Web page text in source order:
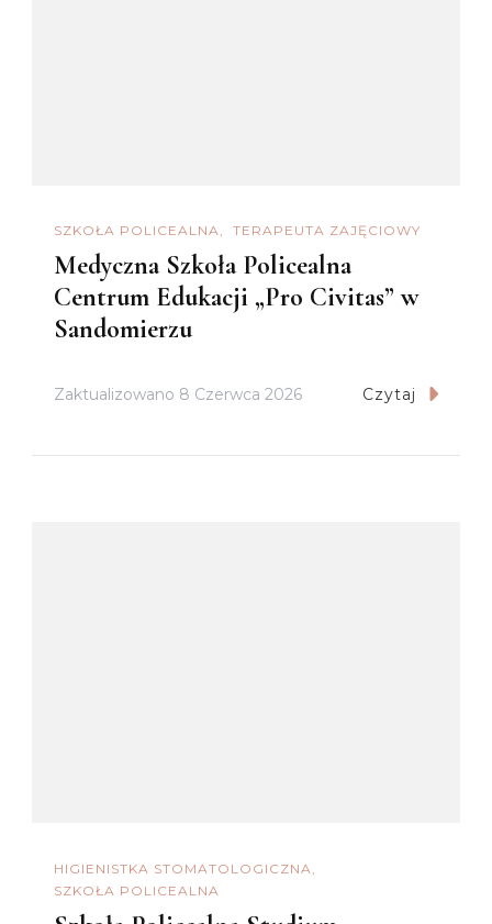
SZKOŁA POLICEALNA TERAPEUTA ZAJĘCIOWY
Medyczna Szkoła Policealna
Centrum Edukacji „Pro Civitas” w
Sandomierzu
Zaktualizowano 8 Czerwca 2026 Czytaj
HIGIENISTKA STOMATOLOGICZNA
SZKOŁA POLICEALNA